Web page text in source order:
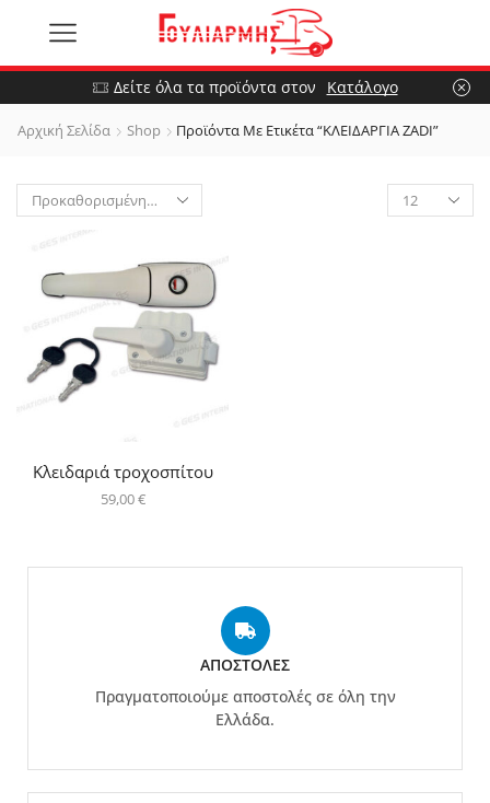
Δείτε όλα τα προϊόντα στον Κατάλογο
Αρχική Σελίδα Shop Προϊόντα Με Ετικέτα “ΚΛΕΙΔΑΡΓΙΑ ZADI”
Κλειδαριά τροχοσπίτου
59,00€
ΑΠΟΣΤΟΛΈΣ
Πραγματοποιούμε αποστολές σε όλη την
Ελλάδα.